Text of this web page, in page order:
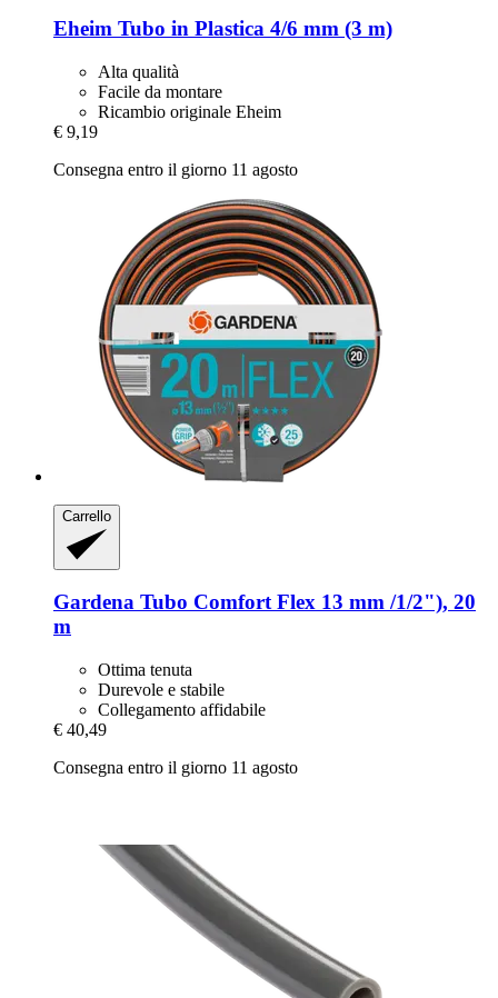
Eheim Tubo in Plastica 4/6 mm (3 m)
Alta qualità
Facile da montare
Ricambio originale Eheim
€ 9,19
Consegna entro il giorno 11 agosto
Carrello
Gardena Tubo Comfort Flex 13 mm /1/2"), 20
m
Ottima tenuta
Durevole e stabile
Collegamento affidabile
€ 40,49
Consegna entro il giorno 11 agosto